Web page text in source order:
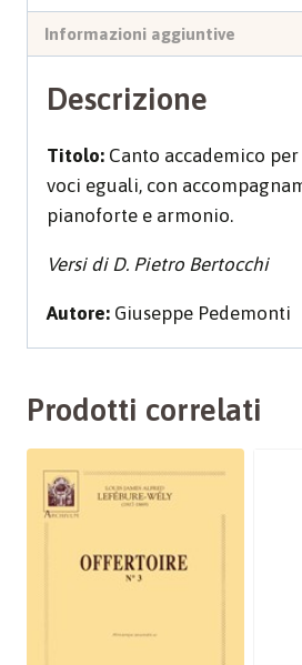
Informazioni aggiuntive
Descrizione
Titolo: Canto accademico
voci eguali, con
pianoforte e armonio.
Versi di D. Pietro Bertocchi
Autore: Giuseppe Pedemonti
Prodotti correlati